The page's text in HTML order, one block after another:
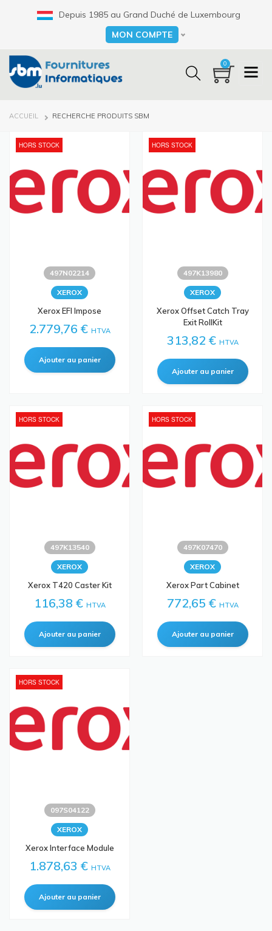
Depuis 1985 au Grand Duché de Luxembourg
Select your language
MON COMPTE
0
FIL
ACCUEIL RECHERCHE PRODUITS SBM
HORS STOCK
497N02214
XEROX
Xerox EFI Impose
2.779,76 € HTVA
HORS STOCK
497K13980
XEROX
Xerox Offset Catch Tray
Exit RollKit
313,82 € HTVA
HORS STOCK
497K13540
XEROX
Xerox T420 Caster Kit
116,38 € HTVA
HORS STOCK
497K07470
XEROX
Xerox Part Cabinet
772,65 € HTVA
HORS STOCK
097S04122
XEROX
Xerox Interface Module
1.878,63 € HTVA